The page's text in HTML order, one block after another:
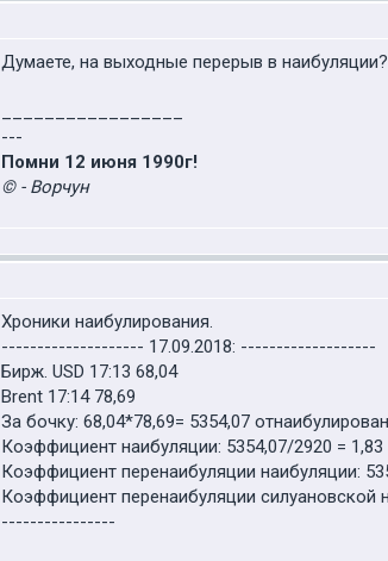
Думаете, на выходные перерыв в
---
Помни 12 июня 1990г!
© - Ворчун
Хроники наибулирования.
-------------------- 17.09.2018: -------------------
Бирж. USD 17:13 68,04
Brent 17:14 78,69
За бочку: 68,04*78,69= 5354,07
Коэффициент наибуляции: 5354,07/2920 = 1,83
Коэффициент перенаибуляции наибуляции:
Коэффициент перенаибуляции силуановской
----------------